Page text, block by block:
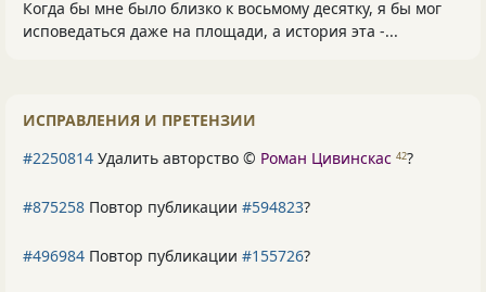
Когда бы мне было близко к восьмому десятку, я бы мог
исповедаться даже на площади, а история эта -...
ИСПРАВЛЕНИЯ И ПРЕТЕНЗИИ
#2250814 Удалить авторство © Роман Цивинскас 42?
#875258 Повтор публикации #594823?
#496984 Повтор публикации #155726?